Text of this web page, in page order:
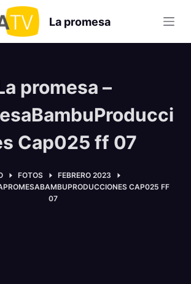
La promesa
promesa –
Cap025 ff 07
FOTOS
FEBRERO 2023
CAP025 FF
07